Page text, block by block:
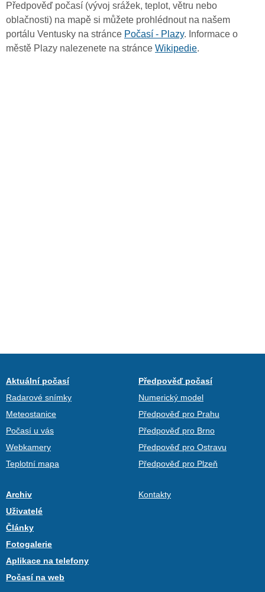
Předpověď počasí (vývoj srážek, teplot, větru nebo
oblačnosti) na mapě si můžete prohlédnout na našem
portálu Ventusky na stránce Počasí - Plazy. Informace o
městě Plazy nalezenete na stránce Wikipedie.
Aktuální počasí
Radarové snímky
Meteostanice
Počasí u vás
Webkamery
Teplotní mapa
Předpověď počasí
Numerický model
Předpověď pro Prahu
Předpověď pro Brno
Předpověď pro Ostravu
Předpověď pro Plzeň
Archiv
Uživatelé
Články
Fotogalerie
Aplikace na telefony
Počasí na web
Kontakty